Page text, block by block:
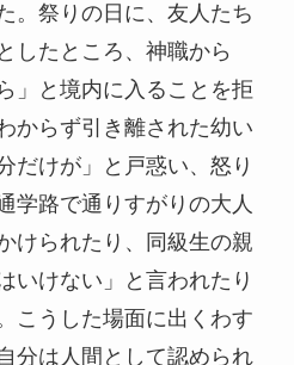
。祭りの日に、友人たち
したところ、神職から
」と境内に入ることを拒
からず引き離された幼い
だけが」と戸惑い、怒り
学路で通りすがりの大人
けられたり、同級生の親
いけない」と言われたり
こうした場面に出くわす
分は人間として認められ